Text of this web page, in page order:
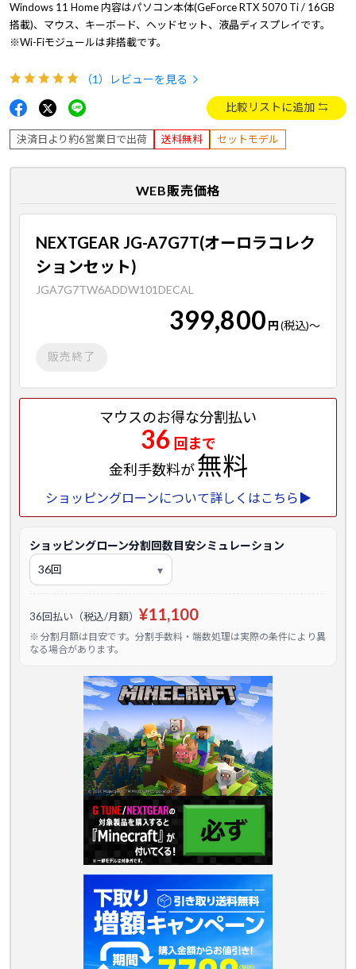
Windows 11 Home 内容はパソコン本体(GeForce RTX 5070 Ti / 16GB
搭載)、マウス、キーボード、ヘッドセット、液晶ディスプレイです。
※Wi-Fiモジュールは非搭載です。
（1） レビューを見る
比較リストに追加
決済日より約6営業日で出荷 送料無料 セットモデル
WEB販売価格
NEXTGEAR JG-A7G7T(オーロラコレク
ションセット)
JGA7G7TW6ADDW101DECAL
399,800 円(税込)～
販売終了
マウスのお得な分割払い
36 回まで
金利手数料が無料
ショッピングローンについて詳しくはこちら▶
ショッピングローン分割回数目安シミュレーション
36回払い（税込/月額） ¥11,100
※ 分割月額は目安です。分割手数料・端数処理は実際の条件により異
なる場合があります。